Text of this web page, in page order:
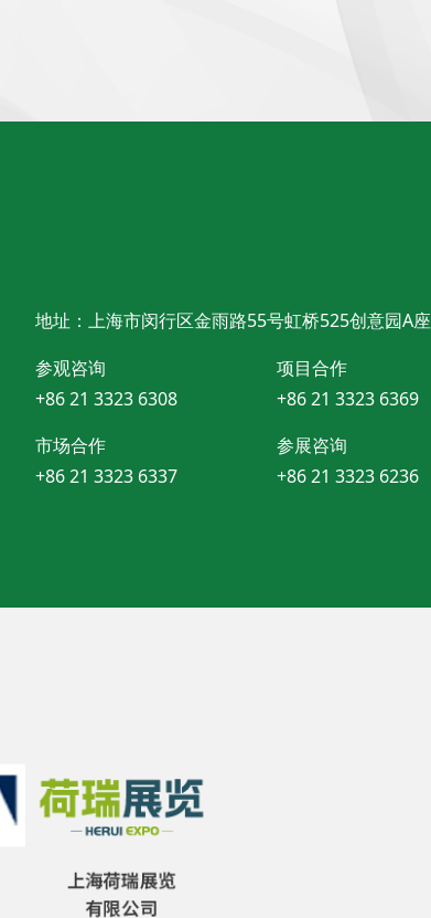
地址：上海市闵行区金雨路55号虹桥525创意园A座
参观咨询
+86 21 3323 6308
项目合作
+86 21 3323 6369
市场合作
+86 21 3323 6337
参展咨询
+86 21 3323 6236